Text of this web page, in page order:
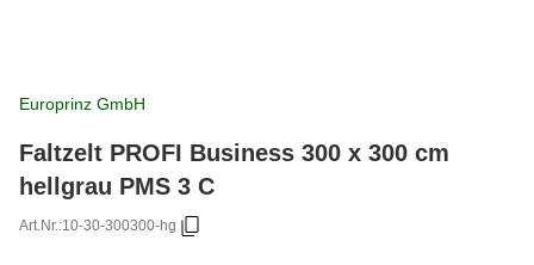
Europrinz GmbH
Faltzelt PROFI Business 300 x 300 cm
hellgrau PMS 3 C
Art.Nr.:10-30-300300-hg